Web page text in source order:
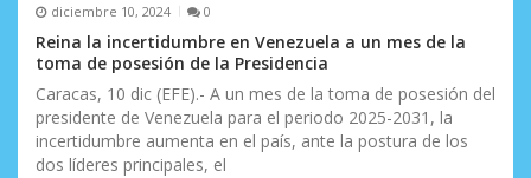
diciembre 10, 2024 0
Reina la incertidumbre en Venezuela a un mes de la
toma de posesión de la Presidencia
Caracas, 10 dic (EFE).- A un mes de la toma de posesión del
presidente de Venezuela para el periodo 2025-2031, la
incertidumbre aumenta en el país, ante la postura de los
dos líderes principales, el